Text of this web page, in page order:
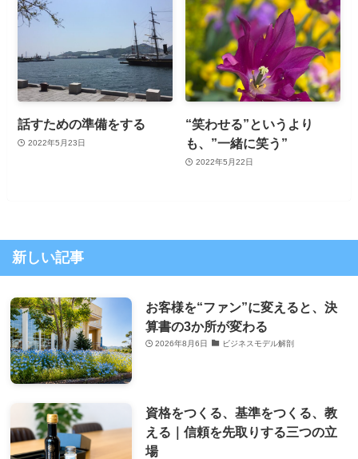
話すための準備をする
2022年5月23日
“笑わせる”というより
も、”一緒に笑う”
2022年5月22日
新しい記事
お客様を“ファン”に変えると、決
算書の3か所が変わる
2026年8月6日 ビジネスモデル解剖
資格をつくる、基準をつくる、教
える｜信頼を先取りする三つの立
場